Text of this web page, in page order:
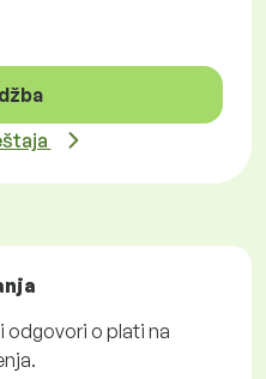
odgovori o plati na